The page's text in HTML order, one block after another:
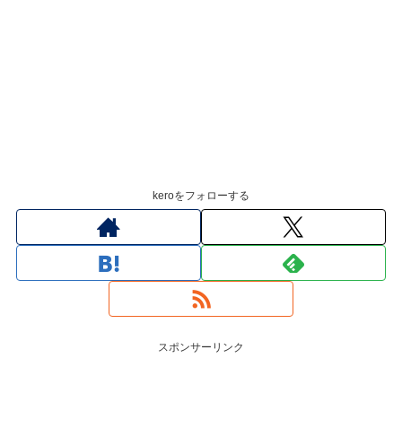
keroをフォローする
スポンサーリンク